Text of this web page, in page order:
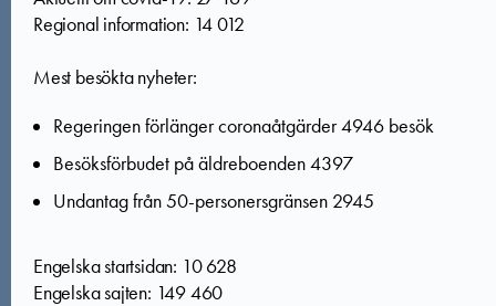
Regional information: 14 012
Mest besökta nyheter:
Regeringen förlänger coronaåtgärder 4946 besök
Besöksförbudet på äldreboenden 4397
Undantag från 50-personersgränsen 2945
Engelska startsidan: 10 628
Engelska sajten: 149 460